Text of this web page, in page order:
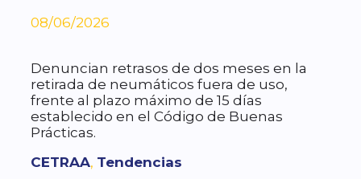
08/06/2026
Denuncian retrasos de dos meses en la
retirada de neumáticos fuera de uso,
frente al plazo máximo de 15 días
establecido en el Código de Buenas
Prácticas.
Etiquetas
CETRAA, Tendencias